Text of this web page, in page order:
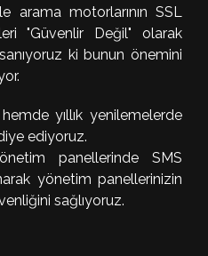
arama motorlarının SSL
"Güvenlir Değil" olarak
ki bunun önemini
yıllık yenilemelerde
ediyoruz.
panellerinde SMS
yönetim panellerinizin
sağlıyoruz.